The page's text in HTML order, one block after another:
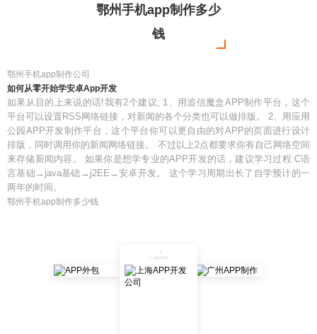
鄂州手机app制作多少
钱
鄂州手机app制作公司
如何从零开始学安卓App开发
如果从目的上来说的话!我有2个建议; 1、用追信魔盒APP制作平台，这个
平台可以设置RSS网络链接，对新闻的各个分类也可以做排版。 2、用应用
公园APP开发制作平台，这个平台你可以更自由的对APP的页面进行设计
排版，同时调用你的新闻网络链接。 不过以上2点都要求你有自己网络空间
来存储新闻内容。 如果你是想学专业的APP开发的话，建议学习过程:C语
言基础→java基础→j2EE→安卓开发。 这个学习周期出长了自学预计的一
两年的时间。
鄂州手机app制作多少钱